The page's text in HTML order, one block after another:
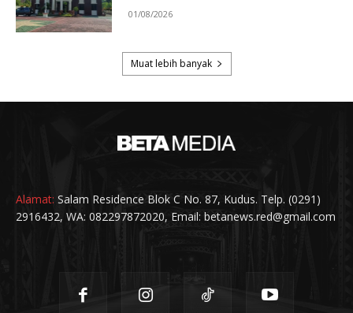
Alamat: Salam Residence Blok C No. 87, Kudus. Telp. (0291)
2916432, WA: 082297872020, Email: betanews.red@gmail.com